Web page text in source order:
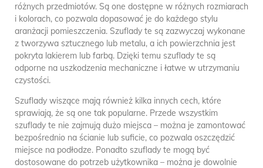
różnych przedmiotów. Są one dostępne w różnych rozmiarach
i kolorach, co pozwala dopasować je do każdego stylu
aranżacji pomieszczenia. Szuflady te są zazwyczaj wykonane
z tworzywa sztucznego lub metalu, a ich powierzchnia jest
pokryta lakierem lub farbą. Dzięki temu szuflady te są
odporne na uszkodzenia mechaniczne i łatwe w utrzymaniu
czystości.
Szuflady wiszące mają również kilka innych cech, które
sprawiają, że są one tak popularne. Przede wszystkim
szuflady te nie zajmują dużo miejsca – można je zamontować
bezpośrednio na ścianie lub suficie, co pozwala oszczędzić
miejsce na podłodze. Ponadto szuflady te mogą być
dostosowane do potrzeb użytkownika – można je dowolnie